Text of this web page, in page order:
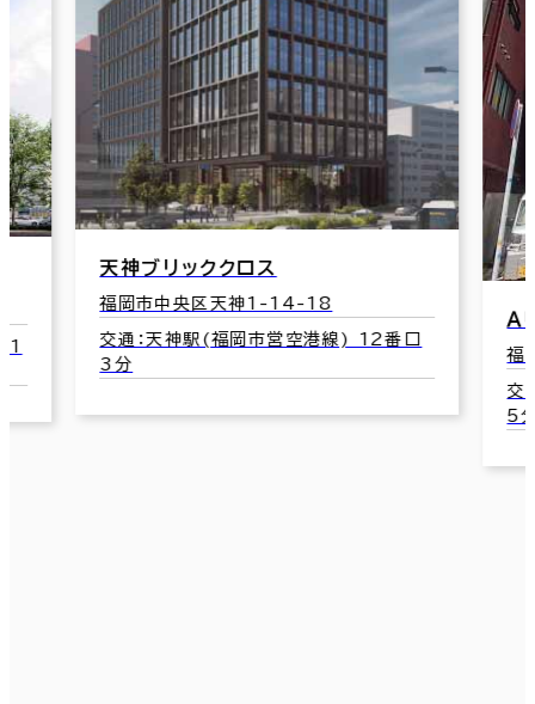
区天神1-14-18
(福岡市営空港線) 12番口
ＡＵＳＰＩＣＥ福岡天神
福岡市中央区天神4-7-5
交通：天神駅(福岡市営
5分